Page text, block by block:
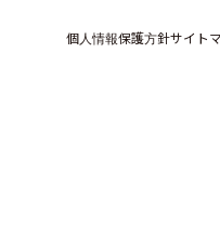
個人情報保護方針サイト